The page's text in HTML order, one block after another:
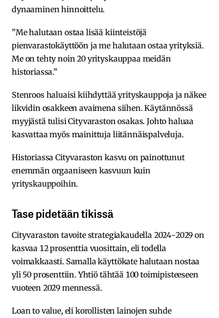
dynaaminen hinnoittelu.
”Me halutaan ostaa lisää kiinteistöjä
pienvarastokäyttöön ja me halutaan ostaa yrityksiä.
Me on tehty noin 20 yrityskauppaa meidän
historiassa.”
Stenroos haluaisi kiihdyttää yrityskauppoja ja näkee
likvidin osakkeen avaimena siihen. Käytännössä
myyjästä tulisi Cityvaraston osakas. Johto haluaa
kasvattaa myös mainittuja liitännäispalveluja.
Historiassa Cityvaraston kasvu on painottunut
enemmän orgaaniseen kasvuun kuin
yrityskauppoihin.
Tase pidetään tikissä
Cityvaraston tavoite strategiakaudella 2024-2029 on
kasvaa 12 prosenttia vuosittain, eli todella
voimakkaasti. Samalla käyttökate halutaan nostaa
yli 50 prosenttiin. Yhtiö tähtää 100 toimipisteeseen
vuoteen 2029 mennessä.
Loan to value, eli korollisten lainojen suhde